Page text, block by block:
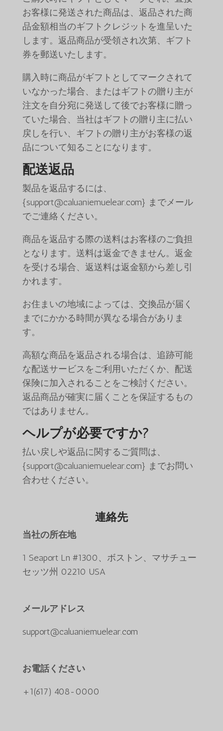
お客様に発送された商品は、返品された商
品金額相当のギフトクレジットを進呈いた
します。返品商品が受領され次第、ギフト
券を郵送いたします。
購入時に商品がギフトとしてマークされて
いなかった場合、またはギフトの贈り主が
注文を自分宛に発送して後でお客様に贈っ
ていた場合、当社はギフトの贈り主に払い
戻しを行い、ギフトの贈り主がお客様の返
品について知ることになります。
配送返品
製品を返品するには、
{support@caluaniemuelear.com} までメール
でご連絡ください。
商品を返品する際の送料はお客様のご負担
となります。送料は返金できません。返金
を受ける場合、返送料は返金額から差し引
かれます。
お住まいの地域によっては、交換品が届く
までにかかる時間が異なる場合がありま
す。
高額な商品を返品される場合は、追跡可能
な配送サービスをご利用いただくか、配送
保険に加入されることをご検討ください。
返品商品が確実に届くことを保証するもの
ではありません。
ヘルプが必要ですか?
払い戻しや返品に関するご質問は、
{support@caluaniemuelear.com} までお問い
合わせください。
連絡先
当社の所在地
1 Seaport Ln #1300、ボストン、マサチュー
セッツ州 02210 USA
メールアドレス
support@caluaniemuelear.com
お電話ください
+1(617) 408-0000